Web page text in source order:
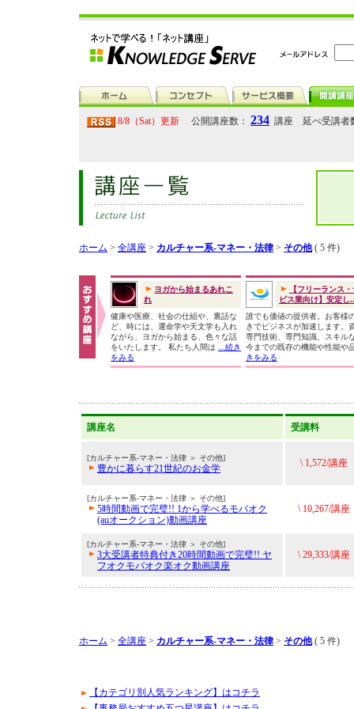
8/8（Sat）更新 公開講座数： 234 講座 延べ受講者
ホーム > 全講座 > カルチャー系-マネー・法律> その他 ( 5 件)
ヨガから始まるあれこ
れ
健康や医療、社会の仕組や、裏話な
ど、時には、運命学や天文学も入れ
ながら、ヨガから始まる、色々な話
をいたします。 私たち人間は
...続き
をみる
【フリーランス
ビス業向け】安定し
誰でも価値の提供者。お客様
きでビジネスが加速します。
専門技術、専門知識、スキル
今までの既存の機能や性能や
きをみる
講座名 受講料
[カルチャー系-マネー・法律 ＞ その他]
豊かに暮らす21世紀のお金学 \ 1,572/講座
[カルチャー系-マネー・法律 ＞ その他]
5時間動画で完璧!! 1から学べるモバオク
(auオークション)動画講座
\ 10,267/講座
[カルチャー系-マネー・法律 ＞ その他]
3大受講者特典付き20時間動画で完璧!! ヤ
フオクモバオク楽オク動画講座
\ 29,333/講座
ホーム > 全講座 > カルチャー系-マネー・法律> その他 ( 5 件)
【カテゴリ別人気ランキング】はコチラ